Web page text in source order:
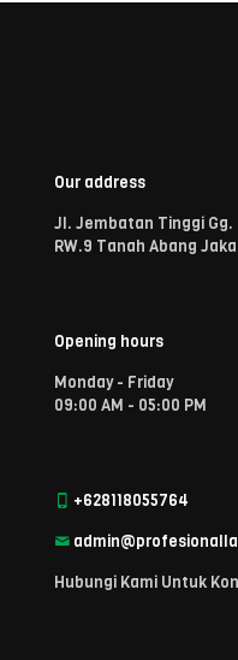
Our address
Jl. Jembatan Tinggi Gg.
RW.9 Tanah Abang
Opening hours
Monday - Friday
09:00 AM - 05:00 PM
+628118055764
Hubungi Kami Untuk